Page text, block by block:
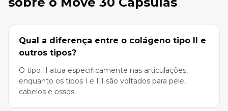
Qual a diferença entre o colágeno tipo II e
outros tipos?
O tipo II atua especificamente nas articulações,
enquanto os tipos I e III são voltados para pele,
cabelos e ossos.